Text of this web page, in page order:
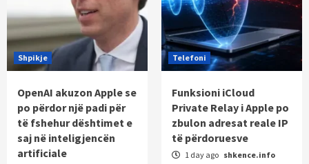
Shpikje
OpenAI akuzon Apple se
po përdor një padi për
të fshehur dështimet e
saj në inteligjencën
artificiale
Telefoni
Funksioni iCloud
Private Relay i Apple po
zbulon adresat reale IP
të përdoruesve
1 day ago shkence.info